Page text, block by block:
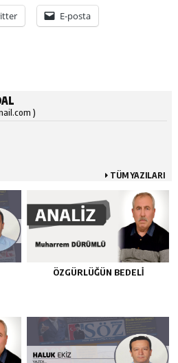
E-posta
)
TÜM YAZILARI
ÖZGÜRLÜĞÜN BEDELİ